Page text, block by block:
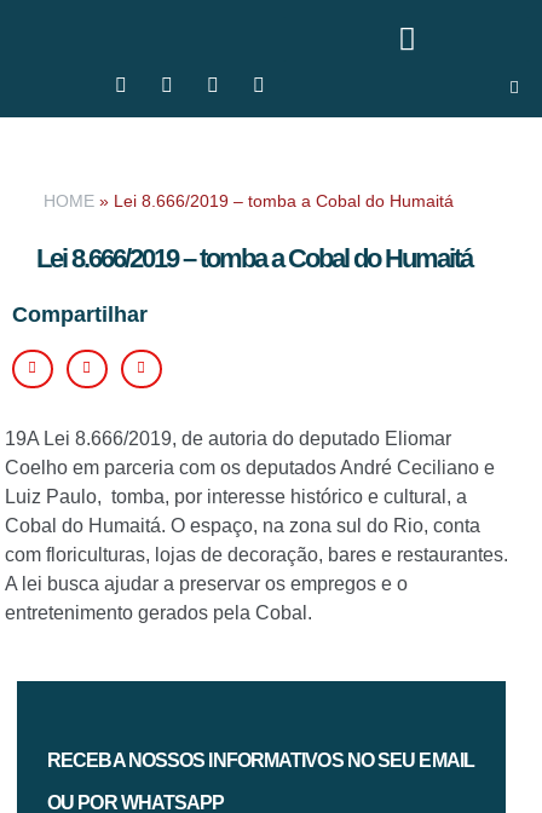
HOME » Lei 8.666/2019 – tomba a Cobal do Humaitá
Lei 8.666/2019 – tomba a Cobal do Humaitá
Compartilhar
19A Lei 8.666/2019, de autoria do deputado Eliomar
Coelho em parceria com os deputados André Ceciliano e
Luiz Paulo, tomba, por interesse histórico e cultural, a
Cobal do Humaitá. O espaço, na zona sul do Rio, conta
com floriculturas, lojas de decoração, bares e restaurantes.
A lei busca ajudar a preservar os empregos e o
entretenimento gerados pela Cobal.
RECEBA NOSSOS INFORMATIVOS NO SEU EMAIL
OU POR WHATSAPP